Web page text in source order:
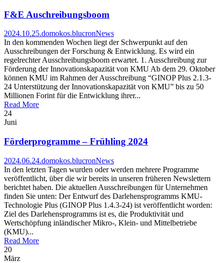
F&E Auschreibungsboom
2024.10.25.domokos.blucronNews
In den kommenden Wochen liegt der Schwerpunkt auf den
Ausschreibungen der Forschung & Entwicklung. Es wird ein
regelrechter Ausschreibungsboom erwartet. 1. Ausschreibung zur
Förderung der Innovationskapazität von KMU Ab dem 29. Oktober
können KMU im Rahmen der Ausschreibung “GINOP Plus 2.1.3-
24 Unterstützung der Innovationskapazität von KMU” bis zu 50
Millionen Forint für die Entwicklung ihrer...
Read More
24
Juni
Förderprogramme – Frühling 2024
2024.06.24.domokos.blucronNews
In den letzten Tagen wurden oder werden mehrere Programme
veröffentlicht, über die wir bereits in unseren früheren Newslettern
berichtet haben. Die aktuellen Ausschreibungen für Unternehmen
finden Sie unten: Der Entwurf des Darlehensprogramms KMU-
Technologie Plus (GINOP Plus 1.4.3-24) ist veröffentlicht worden:
Ziel des Darlehensprogramms ist es, die Produktivität und
Wertschöpfung inländischer Mikro-, Klein- und Mittelbetriebe
(KMU)...
Read More
20
März